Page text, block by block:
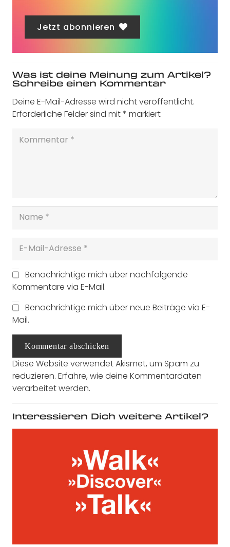
Jetzt abonnieren
Was ist deine Meinung zum Artikel?
Schreibe einen Kommentar
Deine E-Mail-Adresse wird nicht veröffentlicht.
Erforderliche Felder sind mit* markiert
Benachrichtige mich über nachfolgende
Kommentare via E-Mail.
Benachrichtige mich über neue Beiträge via E-
Mail.
Kommentar abschicken
Diese Website verwendet Akismet, um Spam zu
reduzieren. Erfahre, wie deine Kommentardaten
verarbeitet werden.
Interessieren Dich weitere Artikel?